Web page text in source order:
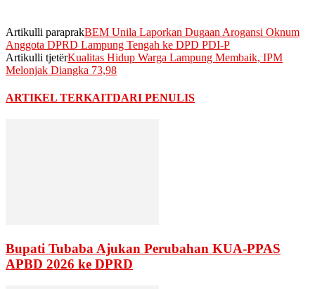
Artikulli paraprakBEM Unila Laporkan Dugaan Arogansi Oknum
Anggota DPRD Lampung Tengah ke DPD PDI-P
Artikulli tjetërKualitas Hidup Warga Lampung Membaik, IPM
Melonjak Diangka 73,98
ARTIKEL TERKAITDARI PENULIS
Bupati Tubaba Ajukan Perubahan KUA-PPAS
APBD 2026 ke DPRD